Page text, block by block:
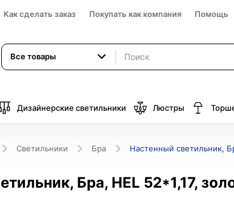
Как сделать заказ Покупать как компания Помощь
Все товары
Дизайнерские светильники Люстры
Светильники Бра Настенный светильник,
Бра, HEL 52*1,17,